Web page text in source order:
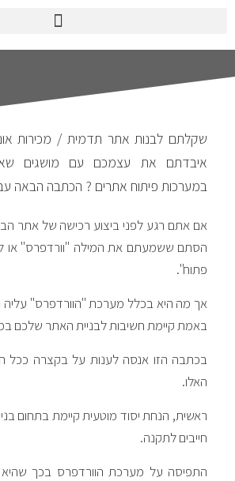
שקלתם לבנות אתר תדמית / מכירות
איבדתם את עצמכם עם מושגים
במערכות פיתוח אתרים ? הכתבה הבאה
אם אתם רגע לפני ביצוע רכישה של אתר
הסתם ששמעתם את המילה "וורדפרס" או
פתוח".
אך מה היא בכלל מערכת "הוורדפרס" עליה
באמת קיימת חשיבות לבניית האתר שלכם
בכתבה הזו אנסה לענות על בקצרה ככל
האלו.
ראשית, הנחת יסוד מוטעית קיימת בתחום
חייבים לתקנה.
התפיסה על מערכת הוורדפרס בכך